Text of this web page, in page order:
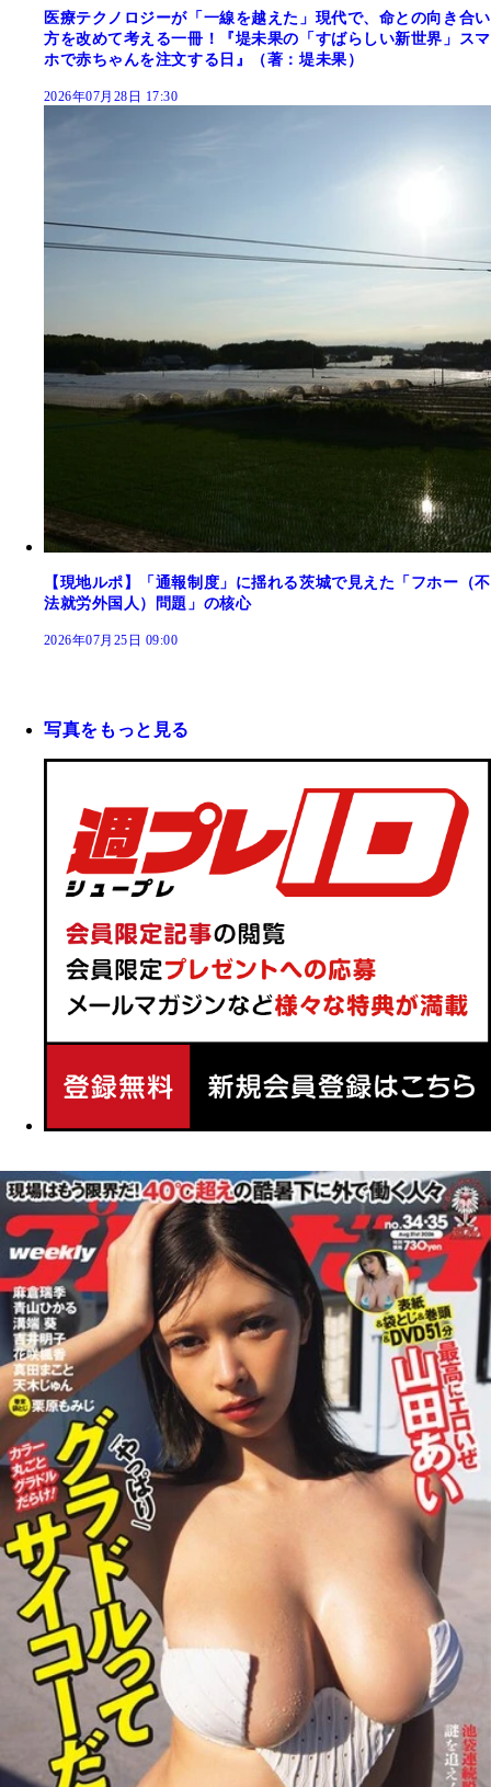
医療テクノロジーが「一線を越えた」現代で、命との向き合い
方を改めて考える一冊！『堤未果の「すばらしい新世界」スマ
ホで赤ちゃんを注文する日』（著：堤未果）
2026年07月28日 17:30
【現地ルポ】「通報制度」に揺れる茨城で見えた「フホー（不
法就労外国人）問題」の核心
2026年07月25日 09:00
写真をもっと見る